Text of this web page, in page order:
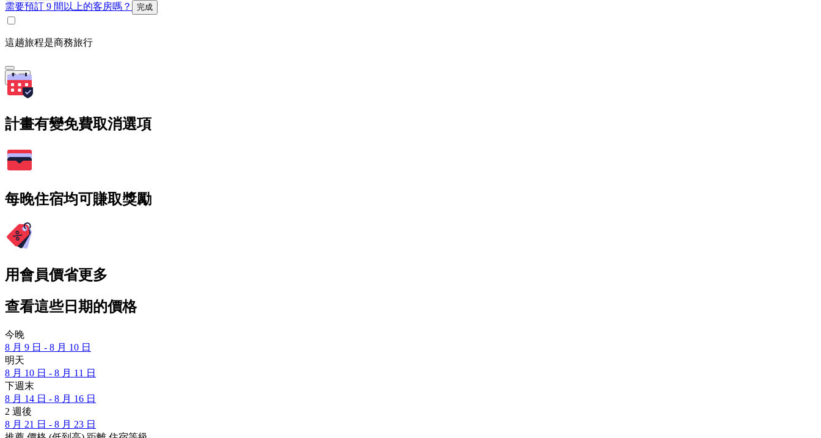
需要預訂 9 間以上的客房嗎？ 完成
這趟旅程是商務旅行
搜尋
計畫有變免費取消選項
每晚住宿均可賺取獎勵
用會員價省更多
查看這些日期的價格
今晚
8 月 9 日 - 8 月 10 日
明天
8 月 10 日 - 8 月 11 日
下週末
8 月 14 日 - 8 月 16 日
2 週後
8 月 21 日 - 8 月 23 日